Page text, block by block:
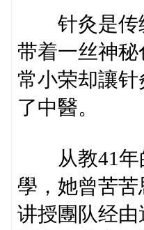
针灸是传统
带着一丝神
常小荣却讓
了中醫。
从教41年的
學，她曾苦
讲授團队经